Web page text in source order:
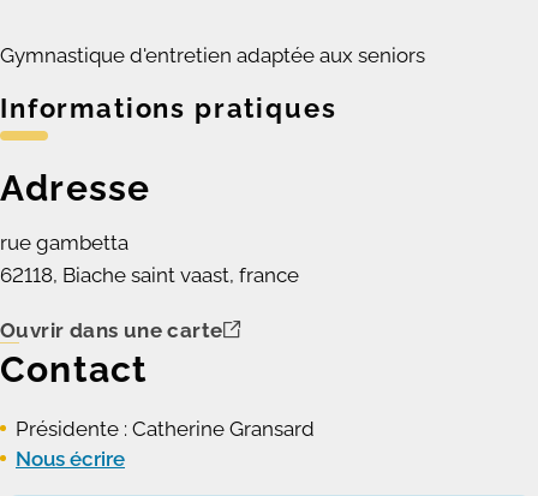
Gymnastique d'entretien adaptée aux seniors
Informations pratiques
Adresse
rue gambetta
62118, Biache saint vaast, france
Ouvrir dans une carte
Contact
Présidente : Catherine Gransard
Nous écrire